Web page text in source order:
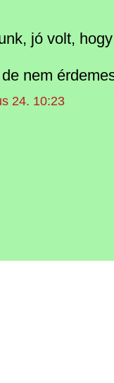
jó volt,
nem
24. 10:23